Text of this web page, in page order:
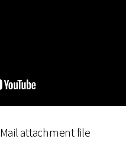
Mail attachment file